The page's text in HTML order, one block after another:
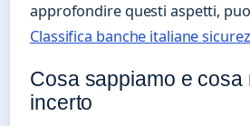
approfondire questi aspetti,
Classifica banche italiane
Cosa sappiamo e cosa
incerto